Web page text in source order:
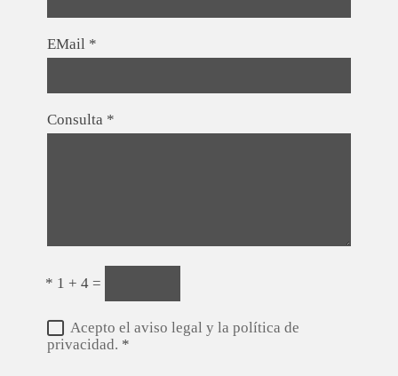
EMail *
Consulta *
* 1 + 4 =
Acepto el aviso legal y la política de
privacidad. *